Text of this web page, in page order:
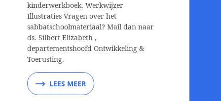
kinderwerkboek. Werkwijzer
Illustraties Vragen over het
sabbatschoolmateriaal? Mail dan naar
ds. Silbert Elizabeth ,
departementshoofd Ontwikkeling &
Toerusting.
LEES MEER